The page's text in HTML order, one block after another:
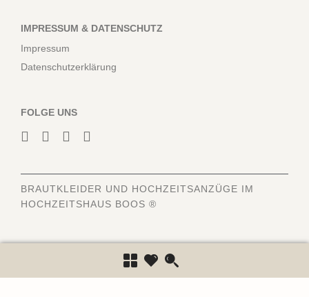
IMPRESSUM & DATENSCHUTZ
Impressum
Datenschutzerklärung
FOLGE UNS
BRAUTKLEIDER UND HOCHZEITSANZÜGE IM
HOCHZEITSHAUS BOOS ®